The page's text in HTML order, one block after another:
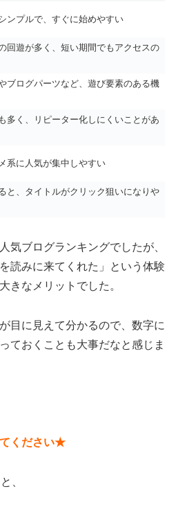
ンプルで、すぐに始めやすい
回遊が多く、短い期間でもアクセスの
ブログパーツなど、遊び要素のある機
多く、リピーター化しにくいことがあ
系に人気が集中しやすい
と、タイトルがクリック狙いになりや
気ブログランキングでしたが、
読みに来てくれた」という体験
きなメリットでした。
目に見えて分かるので、数字に
ておくことも大事だなと感じま
ください★
、